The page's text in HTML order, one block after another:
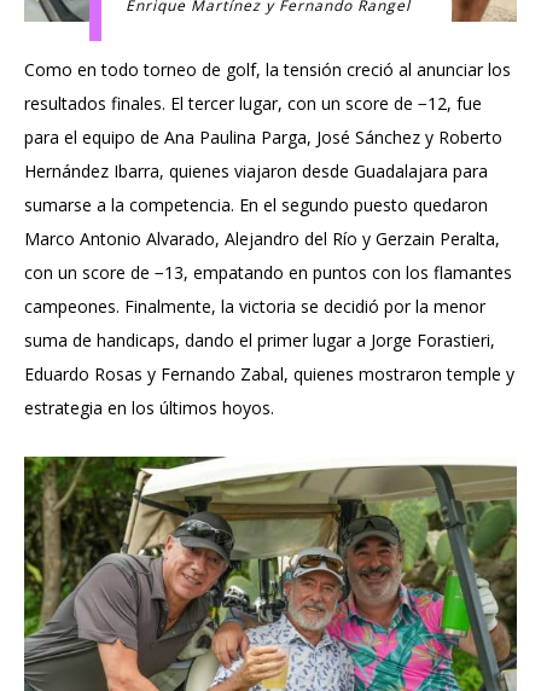
Enrique Martínez y Fernando Rangel
Como en todo torneo de golf, la tensión creció al anunciar los
resultados finales. El tercer lugar, con un score de −12, fue
para el equipo de Ana Paulina Parga, José Sánchez y Roberto
Hernández Ibarra, quienes viajaron desde Guadalajara para
sumarse a la competencia. En el segundo puesto quedaron
Marco Antonio Alvarado, Alejandro del Río y Gerzain Peralta,
con un score de −13, empatando en puntos con los flamantes
campeones. Finalmente, la victoria se decidió por la menor
suma de handicaps, dando el primer lugar a Jorge Forastieri,
Eduardo Rosas y Fernando Zabal, quienes mostraron temple y
estrategia en los últimos hoyos.